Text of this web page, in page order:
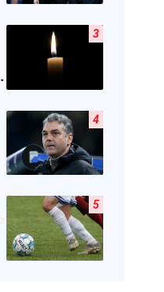
3
4
5